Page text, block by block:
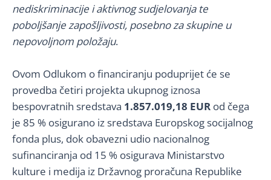
nediskriminacije i aktivnog sudjelovanja te
poboljšanje zapošljivosti, posebno za skupine u
nepovoljnom položaju.
Ovom Odlukom o financiranju poduprijet će se
provedba četiri projekta ukupnog iznosa
bespovratnih sredstava 1.857.019,18 EUR od čega
je 85 % osigurano iz sredstava Europskog socijalnog
fonda plus, dok obavezni udio nacionalnog
sufinanciranja od 15 % osigurava Ministarstvo
kulture i medija iz Državnog proračuna Republike